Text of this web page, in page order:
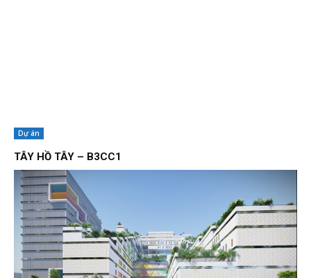
Dự án
TÂY HỒ TÂY – B3CC1